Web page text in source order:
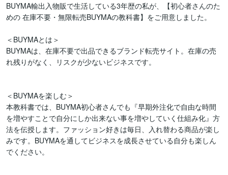
BUYMA輸出入物販で生活している3年歴の私が、【初心者さんのた
めの 在庫不要・無限転売BUYMAの教科書】をご用意しました。
＜BUYMAとは＞
BUYMAは、在庫不要で出品できるブランド転売サイト。在庫の売
れ残りがなく、リスクが少ないビジネスです。
＜BUYMAを楽しむ＞
本教科書では、BUYMA初心者さんでも『早期外注化で自由な時間
を増やすことで自分にしか出来ない事を増やしていく仕組み化』方
法を伝授します。ファッション好きは毎日、入れ替わる商品が楽し
みです。BUYMAを通してビジネスを成長させている自分も楽しん
でください。